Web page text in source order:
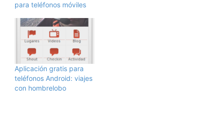
para teléfonos móviles
Aplicación gratis para
teléfonos Android: viajes
con hombrelobo